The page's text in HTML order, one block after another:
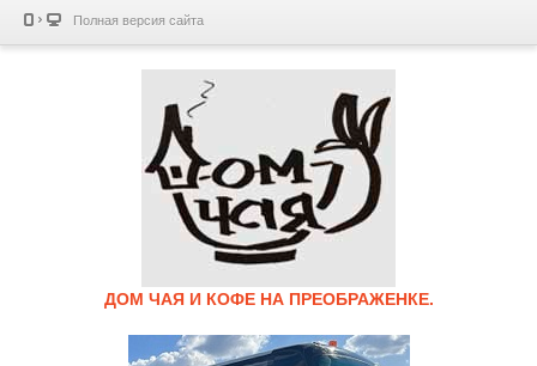
Полная версия сайта
ДОМ ЧАЯ И КОФЕ НА ПРЕОБРАЖЕНКЕ.